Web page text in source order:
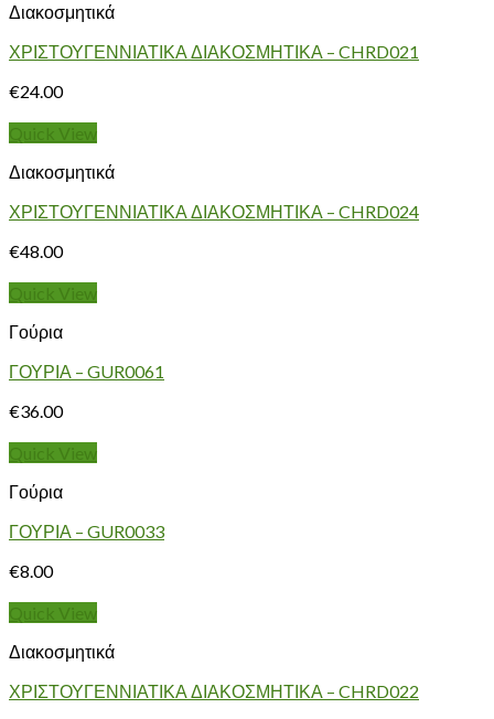
Διακοσμητικά
ΧΡΙΣΤΟΥΓΕΝΝΙΑΤΙΚΑ ΔΙΑΚΟΣΜΗΤΙΚΑ – CHRD021
€24.00
Quick View
Διακοσμητικά
ΧΡΙΣΤΟΥΓΕΝΝΙΑΤΙΚΑ ΔΙΑΚΟΣΜΗΤΙΚΑ – CHRD024
€48.00
Quick View
Γούρια
ΓΟΥΡΙΑ – GUR0061
€36.00
Quick View
Γούρια
ΓΟΥΡΙΑ – GUR0033
€8.00
Quick View
Διακοσμητικά
ΧΡΙΣΤΟΥΓΕΝΝΙΑΤΙΚΑ ΔΙΑΚΟΣΜΗΤΙΚΑ – CHRD022